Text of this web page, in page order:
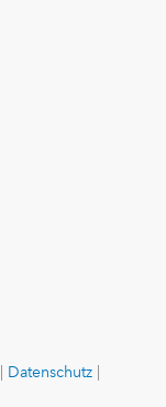
Datenschutz|